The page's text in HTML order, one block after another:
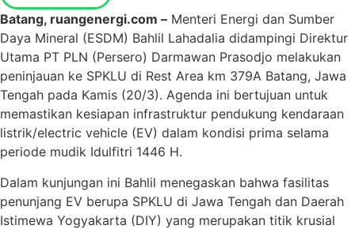
Batang, ruangenergi.com – Menteri Energi dan Sumber
Daya Mineral (ESDM) Bahlil Lahadalia didampingi Direktur
Utama PT PLN (Persero) Darmawan Prasodjo melakukan
peninjauan ke SPKLU di Rest Area km 379A Batang, Jawa
Tengah pada Kamis (20/3). Agenda ini bertujuan untuk
memastikan kesiapan infrastruktur pendukung kendaraan
listrik/electric vehicle (EV) dalam kondisi prima selama
periode mudik Idulfitri 1446 H.
Dalam kunjungan ini Bahlil menegaskan bahwa fasilitas
penunjang EV berupa SPKLU di Jawa Tengah dan Daerah
Istimewa Yogyakarta (DIY) yang merupakan titik krusial